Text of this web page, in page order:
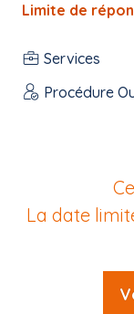
Limite de
Services
Procédure
La date